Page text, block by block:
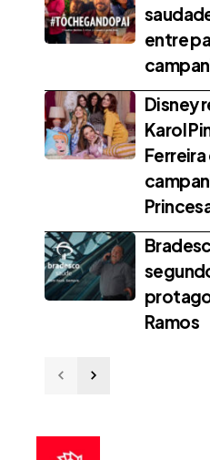
entre
Disney
Karol
Ferreira
Ramos